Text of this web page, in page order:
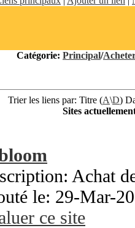
Catégorie: Principal/
Trier les liens par: Titre (A\D)
Sites
Achat
le: 29-Mar-
ce site